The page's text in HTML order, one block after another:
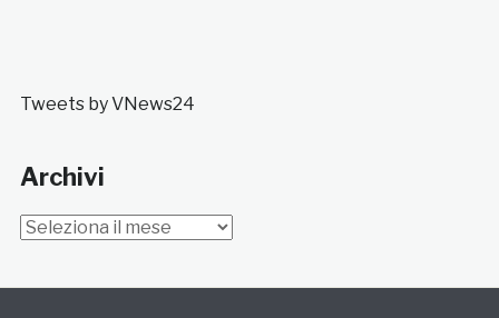
Tweets by VNews24
Archivi
Archivi